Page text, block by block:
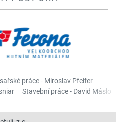
práce - Miroslav Pfeifer
Stavební práce - David Máslo